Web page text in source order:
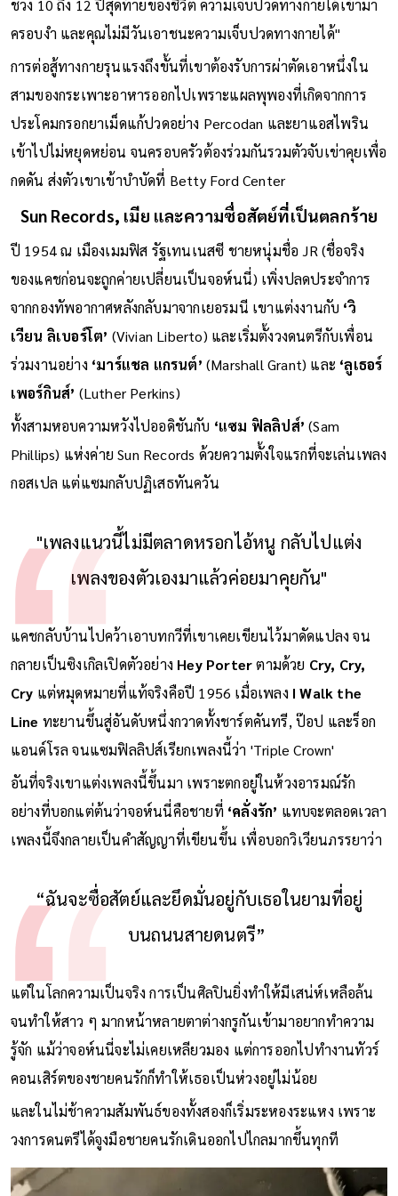
ช่วง 10 ถึง 12 ปีสุดท้ายของชีวิต ความเจ็บปวดทางกายได้เข้ามา
ครอบงำ และคุณไม่มีวันเอาชนะความเจ็บปวดทางกายได้"
การต่อสู้ทางกายรุนแรงถึงขั้นที่เขาต้องรับการผ่าตัดเอาหนึ่งใน
สามของกระเพาะอาหารออกไปเพราะแผลพุพองที่เกิดจากการ
ประโคมกรอกยาเม็ดแก้ปวดอย่าง Percodan และยาแอสไพริน
เข้าไปไม่หยุดหย่อน จนครอบครัวต้องร่วมกันรวมตัวจับเข่าคุยเพื่อ
กดดัน ส่งตัวเขาเข้าบำบัดที่ Betty Ford Center
Sun Records, เมีย และความซื่อสัตย์ที่เป็นตลกร้าย
ปี 1954 ณ เมืองเมมฟิส รัฐเทนเนสซี ชายหนุ่มชื่อ JR (ชื่อจริง
ของแคชก่อนจะถูกค่ายเปลี่ยนเป็นจอห์นนี่) เพิ่งปลดประจำการ
จากกองทัพอากาศหลังกลับมาจากเยอรมนี เขาแต่งงานกับ‘วิ
เวียน ลิเบอร์โต’(Vivian Liberto) และเริ่มตั้งวงดนตรีกับเพื่อน
ร่วมงานอย่าง‘มาร์แชล แกรนต์’
เพอร์กินส์’
(Luther Perkins)
ทั้งสามหอบความหวังไปออดิชันกับ‘แซม ฟิลลิปส์’(Sam
Phillips) แห่งค่าย Sun Records ด้วยความตั้งใจแรกที่จะเล่นเพลง
"เพลงแนวนี้ไม่มีตลาดหรอกไอ้หนู กลับไปแต่ง
แคชกลับบ้านไปคว้าเอาบทกวีที่เขาเคยเขียนไว้มาดัดแปลง จน
กลายเป็นซิงเกิลเปิดตัวอย่างHey Porterตามด้วยCry, Cry,
Cryแต่หมุดหมายที่แท้จริงคือปี 1956 เมื่อเพลง I Walk the
Lineทะยานขึ้นสู่อันดับหนึ่งกวาดทั้งชาร์ตคันทรี, ป๊อป และร็อก
แอนด์โรล จนแซมฟิลลิปส์เรียกเพลงนี้ว่า 'Triple Crown'
อันที่จริงเขาแต่งเพลงนี้ขึ้นมา เพราะตกอยู่ในห้วงอารมณ์รัก
อย่างที่บอกแต่ต้นว่าจอห์นนี่คือชายที่‘คลั่งรัก’แทบจะตลอดเวลา
“ฉันจะซื่อสัตย์และยึดมั่นอยู่กับเธอในยามที่อยู่
แต่ในโลกความเป็นจริง การเป็นศิลปินยิ่งทำให้มีเสน่ห์เหลือล้น
จนทำให้สาว ๆ มากหน้าหลายตาต่างกรูกันเข้ามาอยากทำความ
รู้จัก แม้ว่าจอห์นนี่จะไม่เคยเหลียวมอง แต่การออกไปทำงานทัวร์
คอนเสิร์ตของชายคนรักก็ทำให้เธอเป็นห่วงอยู่ไม่น้อย
และในไม่ช้าความสัมพันธ์ของทั้งสองก็เริ่มระหองระแหง เพราะ